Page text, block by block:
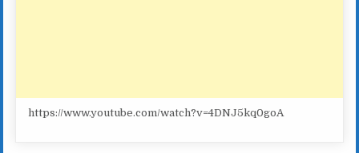
https://www.youtube.com/watch?v=4DNJ5kq0goA